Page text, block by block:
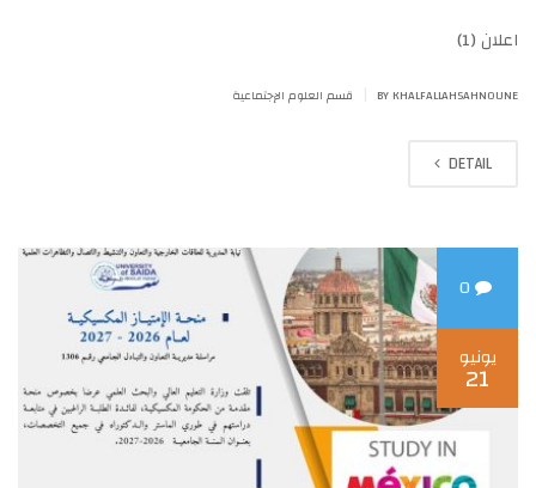
اعلان (1)
BY KHALFALLAHSAHNOUNE قسم العلوم الإجتماعية
DETAIL
يونيو
21